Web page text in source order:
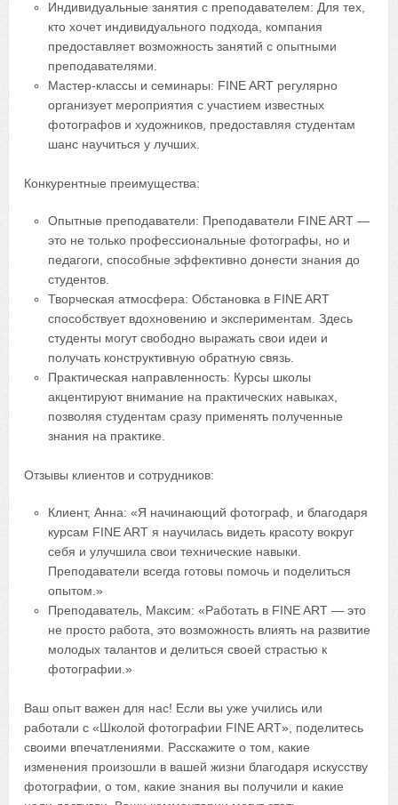
Индивидуальные занятия с преподавателем: Для тех,
кто хочет индивидуального подхода, компания
предоставляет возможность занятий с опытными
преподавателями.
Мастер-классы и семинары: FINE ART регулярно
организует мероприятия с участием известных
фотографов и художников, предоставляя студентам
шанс научиться у лучших.
Конкурентные преимущества:
Опытные преподаватели: Преподаватели FINE ART —
это не только профессиональные фотографы, но и
педагоги, способные эффективно донести знания до
студентов.
Творческая атмосфера: Обстановка в FINE ART
способствует вдохновению и экспериментам. Здесь
студенты могут свободно выражать свои идеи и
получать конструктивную обратную связь.
Практическая направленность: Курсы школы
акцентируют внимание на практических навыках,
позволяя студентам сразу применять полученные
знания на практике.
Отзывы клиентов и сотрудников:
Клиент, Анна: «Я начинающий фотограф, и благодаря
курсам FINE ART я научилась видеть красоту вокруг
себя и улучшила свои технические навыки.
Преподаватели всегда готовы помочь и поделиться
опытом.»
Преподаватель, Максим: «Работать в FINE ART — это
не просто работа, это возможность влиять на развитие
молодых талантов и делиться своей страстью к
фотографии.»
Ваш опыт важен для нас! Если вы уже учились или
работали с «Школой фотографии FINE ART», поделитесь
своими впечатлениями. Расскажите о том, какие
изменения произошли в вашей жизни благодаря искусству
фотографии, о том, какие знания вы получили и какие